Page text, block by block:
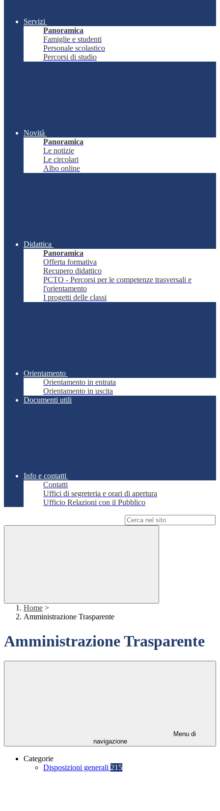
Servizi
Panoramica
Famiglie e studenti
Personale scolastico
Percorsi di studio
Novità
Panoramica
Le notizie
Le circolari
Albo online
Didattica
Panoramica
Offerta formativa
Recupero didattico
PCTO - Percorsi per le competenze trasversali e
l'orientamento
I progetti delle classi
Orientamento
Orientamento in entrata
Orientamento in uscita
Documenti utili
Info e contatti
Contatti
Uffici di segreteria e orari di apertura
Ufficio Relazioni con il Pubblico
Home >
Amministrazione Trasparente
Amministrazione Trasparente
Menu di
navigazione
Categorie
Disposizioni generali 215